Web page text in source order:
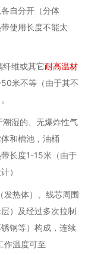
自分开（分体
使用长度不能太
维或其它耐高温材
米不等（由于其不
湿的、无爆炸性气
和槽池，油桶
带长度1-15米（由于
）
发热体）、线芯周围
层）及经过多次拉制
钢等）构成，连续
温度可至